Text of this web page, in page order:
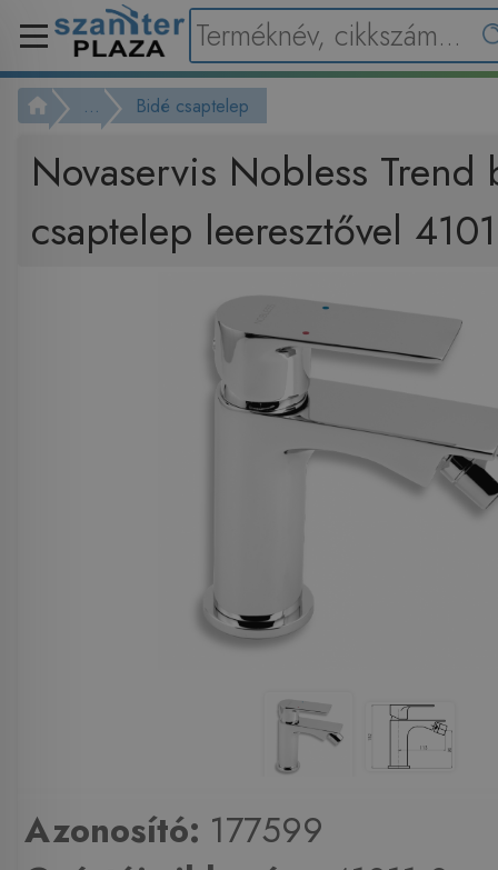
... Bidé csaptelep
Novaservis Nobless Trend
csaptelep leeresztővel
Azonosító: 177599